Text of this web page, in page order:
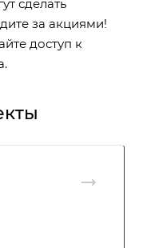
сделать
за акциями!
доступ к